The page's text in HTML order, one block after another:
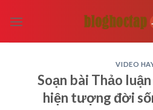
VIDEO
Soạn bài Thảo
hiện tượng đời